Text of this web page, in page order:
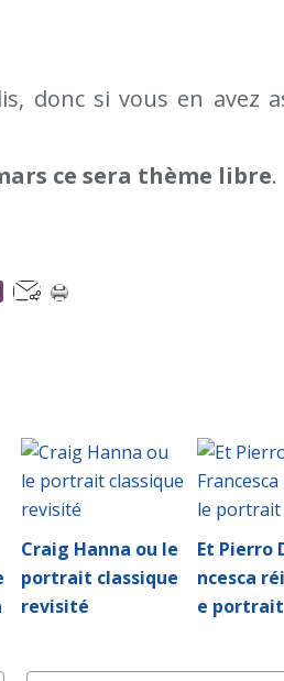
donc si vous en avez
ce sera thème libre.
Craig Hanna ou le
portrait classique
revisité
Et Pierro
ncesca
e